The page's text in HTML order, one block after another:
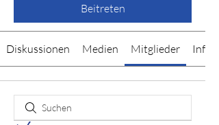
Beitreten
Diskussionen Medien Mitglieder Info